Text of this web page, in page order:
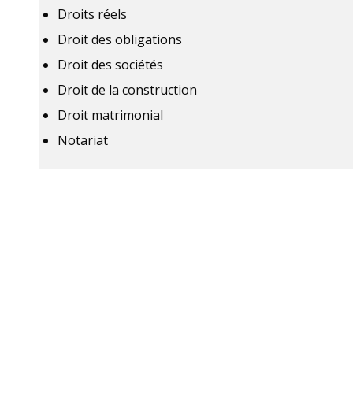
Droits réels
Droit des obligations
Droit des sociétés
Droit de la construction
Droit matrimonial
Notariat